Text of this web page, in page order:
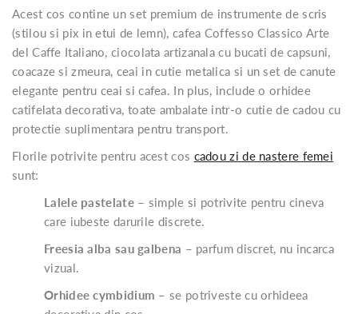
Acest cos contine un set premium de instrumente de scris
(stilou si pix in etui de lemn), cafea Coffesso Classico Arte
del Caffe Italiano, ciocolata artizanala cu bucati de capsuni,
coacaze si zmeura, ceai in cutie metalica si un set de canute
elegante pentru ceai si cafea. In plus, include o orhidee
catifelata decorativa, toate ambalate intr-o cutie de cadou cu
protectie suplimentara pentru transport.
Florile potrivite pentru acest cos cadou zi de nastere femei
sunt:
Lalele pastelate– simple si potrivite pentru cineva
care iubeste darurile discrete.
Freesia alba sau galbena – parfum discret, nu incarca
vizual.
Orhidee cymbidium – se potriveste cu orhideea